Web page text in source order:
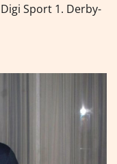
Sport 1. Derby-